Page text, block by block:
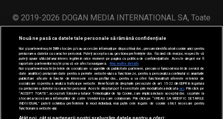
© 2019-2026 DOGAN MEDIA INTERNATIONAL SA, Toate
drepturile rezervate.
Nouă ne pasă ca datele tale personale să rămână confidențiale
Noi și partenerii noștri589stocăm și/sau accesăm informații pe dispozitivul dvs., precum identificatorii cookie unici pentru
prelucrarea datelor cu caracter personal. Puteți accepta sau gestiona preferințele dvs. făcând clic mai jos, respectiv vă
puteți opune utilizării unui interes legitim în orice moment pe pagina cu politica de confidențialitate. Aceste alegeri vor fi
raportate partenerilor noștri și nu vă vor afecta navigarea.
Mai multe detalii
Noi si partenerii nostri (retelele de socializare si agentiile de publicitate partenere, precum si furnizorii nostri de servicii de
date analitice) prelucram date pentru a permite website-ului sa functioneze, pentru a personaliza continutul si anunturile
publicitare afisate in functie de interesele si/sau profilul dvs., pentru a va oferi functionalitati aferente retelelor de
socializare si pentru a analiza traficul pe website. Beneficiati de drepturile prevazute de art. 15-22 din GDPR in legatura
cu prelucrarea datelor cu caracter personal. Aceste drepturi pot fi exercitate prin modalitatea indicataaici . Prin click pe
“ACCEPT TOATE”, acceptati folosirea tuturor Tehnologiilor de tip Cookie, care implica inclusiv acceptul dvs. cu privire la
stocarea/accesarea informatiilor de catre Vendor-ii cu care colaboram. Prin click pe “VREAU SA MODIFIC SETARILE
INDIVIDUAL” puteti schimba preferintele in mod individual, mai putin cele legate de cookie strict necesare pentru
functionarea website-ului.
Atât noi, cât și partenerii noștri prelucrăm datele pentru a oferi: